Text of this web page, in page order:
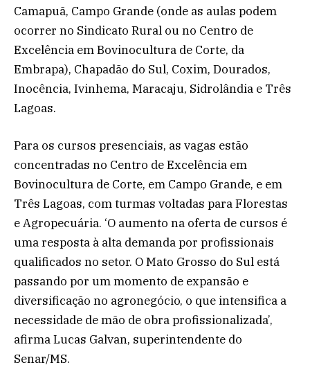
Camapuã, Campo Grande (onde as aulas podem
ocorrer no Sindicato Rural ou no Centro de
Excelência em Bovinocultura de Corte, da
Embrapa), Chapadão do Sul, Coxim, Dourados,
Inocência, Ivinhema, Maracaju, Sidrolândia e Três
Lagoas.
Para os cursos presenciais, as vagas estão
concentradas no Centro de Excelência em
Bovinocultura de Corte, em Campo Grande, e em
Três Lagoas, com turmas voltadas para Florestas
e Agropecuária. ‘O aumento na oferta de cursos é
uma resposta à alta demanda por profissionais
qualificados no setor. O Mato Grosso do Sul está
passando por um momento de expansão e
diversificação no agronegócio, o que intensifica a
necessidade de mão de obra profissionalizada’,
afirma Lucas Galvan, superintendente do
Senar/MS.